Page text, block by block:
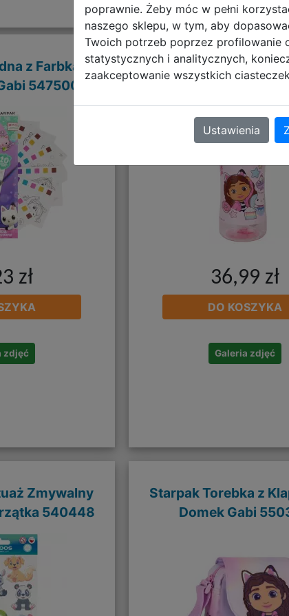
z Farbkami
547500
zł
zdjęć
Starpak Bidon Koci
558816
36,99 zł
DO KOSZYKA
Galeria zdjęć
Zmywalny
540448
Starpak Torebka z
Domek Gabi
poprawnie. Żeby móc w pełni
naszego sklepu, w tym, aby
Twoich potrzeb poprzez profilowanie
statystycznych i analitycznych,
zaakceptowanie wszystkich
Ustawienia